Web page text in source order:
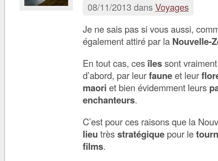
08/11/2013 dansVoyages
Je ne sais pas si vous aussi,
également attiré par la Nouvelle-
En tout cas, cesîlessont
d’abord, par leurfauneet leur
maori et bien évidemment leurs
enchanteurs.
C’est pour ces raisons que la
lieu trèsstratégique pour le
films.